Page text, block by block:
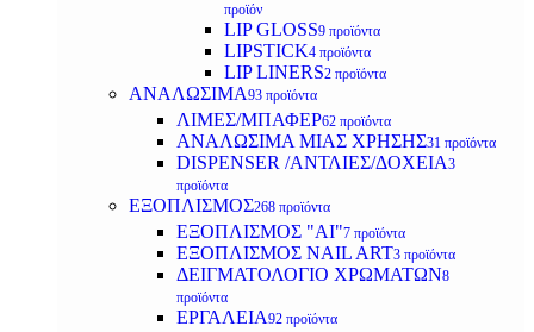
προϊόν
LIP GLOSS9 προϊόντα
LIPSTICK4 προϊόντα
LIP LINERS2 προϊόντα
ΑΝΑΛΩΣΙΜΑ93 προϊόντα
ΛΙΜΕΣ/ΜΠΑΦΕΡ62 προϊόντα
ΑΝΑΛΩΣΙΜΑ ΜΙΑΣ ΧΡΗΣΗΣ31 προϊόντα
DISPENSER /ΑΝΤΛΙΕΣ/ΔΟΧΕΙΑ3
προϊόντα
ΕΞΟΠΛΙΣΜΟΣ268 προϊόντα
ΕΞΟΠΛΙΣΜΟΣ "AI"7 προϊόντα
ΕΞΟΠΛΙΣΜΟΣ NAIL ART3 προϊόντα
ΔΕΙΓΜΑΤΟΛΟΓΙΟ ΧΡΩΜΑΤΩΝ8
προϊόντα
ΕΡΓΑΛΕΙΑ92 προϊόντα